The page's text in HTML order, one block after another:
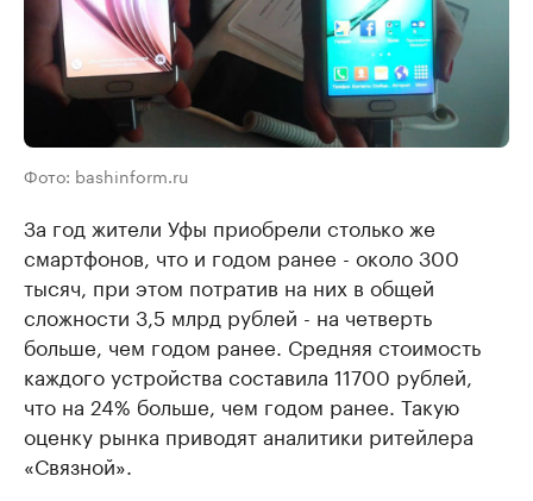
Фото: bashinform.ru
За год жители Уфы приобрели столько же
смартфонов, что и годом ранее - около 300
тысяч, при этом потратив на них в общей
сложности 3,5 млрд рублей - на четверть
больше, чем годом ранее. Средняя стоимость
каждого устройства составила 11700 рублей,
что на 24% больше, чем годом ранее. Такую
оценку рынка приводят аналитики ритейлера
«Связной».